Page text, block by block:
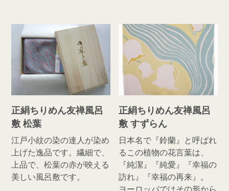
正絹ちりめん友禅風呂
敷 松葉
江戸小紋の染の達人が染め
上げた逸品です。繊細で、
上品で、松葉の赤が映える
美しい風呂敷です。
正絹ちりめん友禅風呂
敷 すずらん
日本名で『鈴蘭』と呼ばれ
るこの植物の花言葉は、
『純潔』『純愛』『幸福の
訪れ』『幸福の再来』。
ヨーロッパではその形から